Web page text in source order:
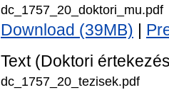
dc_1757_20_doktori_mu.pdf
Download (39MB)
Text (Doktori
dc_1757_20_tezisek.pdf